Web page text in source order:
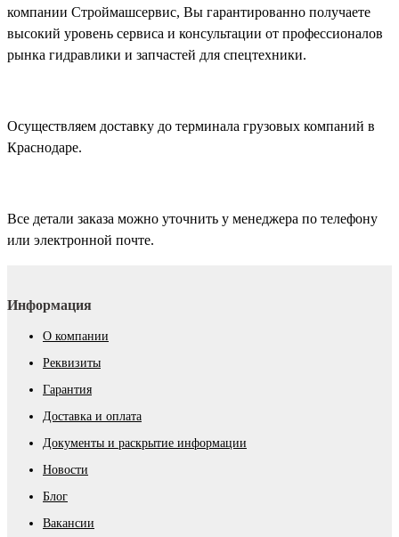
компании Строймашсервис, Вы гарантированно получаете
высокий уровень сервиса и консультации от профессионалов
рынка гидравлики и запчастей для спецтехники.
Осуществляем доставку до терминала грузовых компаний в
Краснодаре.
Все детали заказа можно уточнить у менеджера по телефону
или электронной почте.
Информация
О компании
Реквизиты
Гарантия
Доставка и оплата
Документы и раскрытие информации
Новости
Блог
Вакансии